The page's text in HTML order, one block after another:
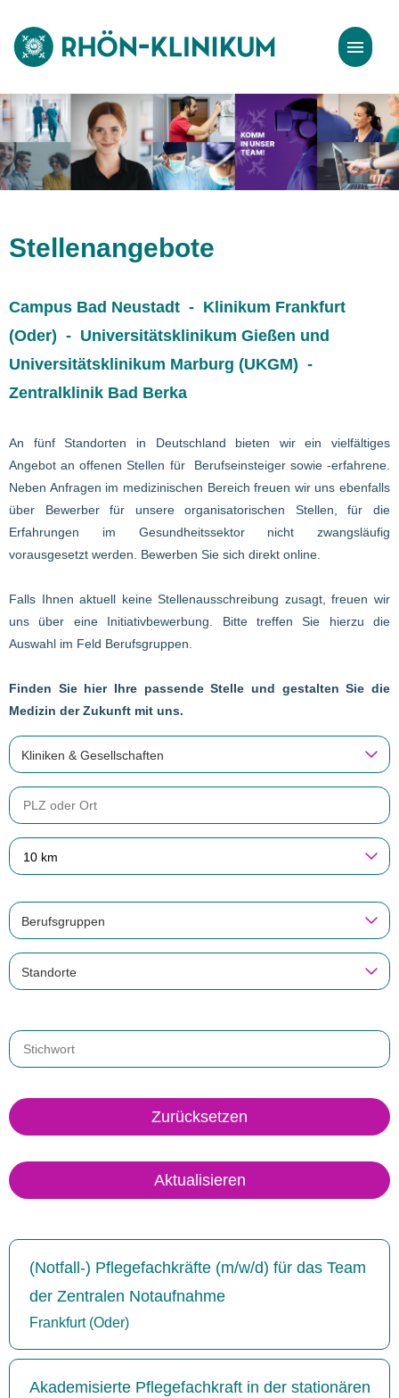
Stellenangebote
Bewerbungstipps
Stellenangebote
Campus Bad Neustadt - Klinikum Frankfurt
(Oder) - Universitätsklinikum Gießen und
Universitätsklinikum Marburg (UKGM) -
Zentralklinik Bad Berka
An fünf Standorten in Deutschland bieten wir ein vielfältiges
Angebot an offenen Stellen für Berufseinsteiger sowie -erfahrene.
Neben Anfragen im medizinischen Bereich freuen wir uns ebenfalls
über Bewerber für unsere organisatorischen Stellen, für die
Erfahrungen im Gesundheitssektor nicht zwangsläufig
vorausgesetzt werden. Bewerben Sie sich direkt online.
Falls Ihnen aktuell keine Stellenausschreibung zusagt, freuen wir
uns über eine Initiativbewerbung. Bitte treffen Sie hierzu die
Auswahl im Feld Berufsgruppen.
Finden Sie hier Ihre passende Stelle und gestalten Sie die
Medizin der Zukunft mit uns.
Kliniken & Gesellschaften
10 km
Berufsgruppen
Standorte
Zurücksetzen
Aktualisieren
(Notfall-) Pflegefachkräfte (m/w/d) für das Team
der Zentralen Notaufnahme
Frankfurt (Oder)
Akademisierte Pflegefachkraft in der stationären